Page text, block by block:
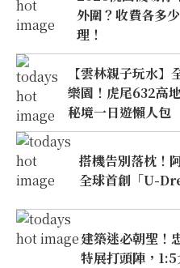
外圍？收費各多
理！
【雲林親子玩水
樂園！虎尾632高
秘境一日遊懶人包
搭機告別落枕！
全球首創「U-
建築迷必朝聖！
特展打頭陣，